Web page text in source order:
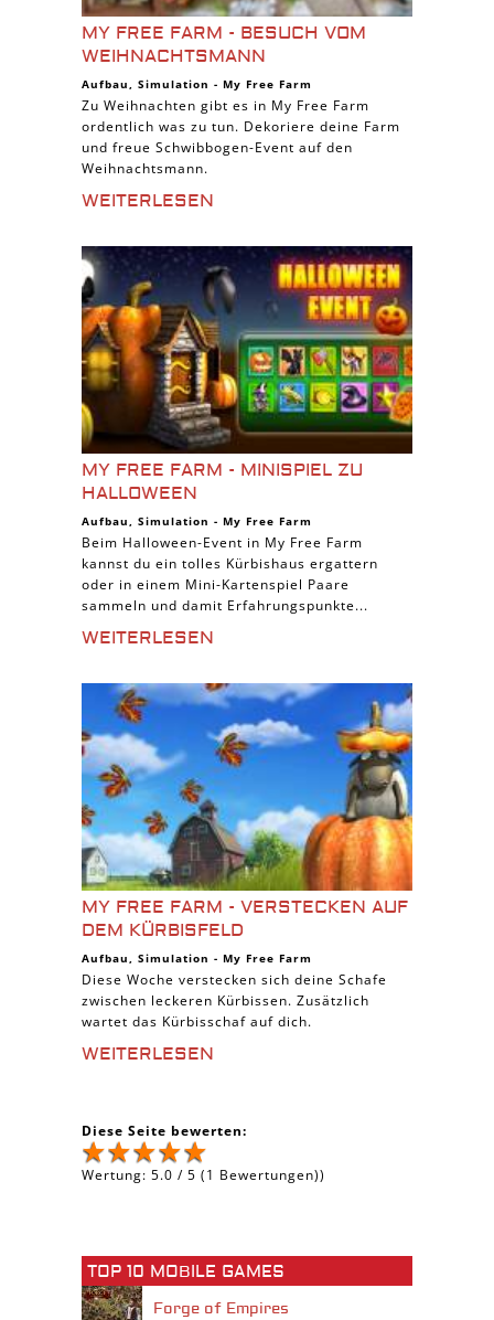
MY FREE FARM - BESUCH VOM
WEIHNACHTSMANN
Aufbau, Simulation - My Free Farm
Zu Weihnachten gibt es in My Free Farm
ordentlich was zu tun. Dekoriere deine Farm
und freue Schwibbogen-Event auf den
Weihnachtsmann.
WEITERLESEN
MY FREE FARM - MINISPIEL ZU
HALLOWEEN
Aufbau, Simulation - My Free Farm
Beim Halloween-Event in My Free Farm
kannst du ein tolles Kürbishaus ergattern
oder in einem Mini-Kartenspiel Paare
sammeln und damit Erfahrungspunkte...
WEITERLESEN
MY FREE FARM - VERSTECKEN AUF
DEM KÜRBISFELD
Aufbau, Simulation - My Free Farm
Diese Woche verstecken sich deine Schafe
zwischen leckeren Kürbissen. Zusätzlich
wartet das Kürbisschaf auf dich.
WEITERLESEN
Diese Seite bewerten:
Wertung: 5.0 / 5 (1 Bewertungen))
TOP 10 MOBILE GAMES
Forge of Empires